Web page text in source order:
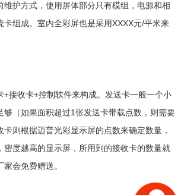
维护方式，使用屏体部分只有模组，电源和相
卡组成。室内全彩屏也是采用XXXX元/平米来
+接收卡+控制软件来构成。发送卡一般一个小
够（如果面积超过1张发送卡带载点数，则需要
卡则根据迈普光彩显示屏的点数来确定数量，
密度越高的显示屏，所用到的接收卡的数量就
会免费赠送。